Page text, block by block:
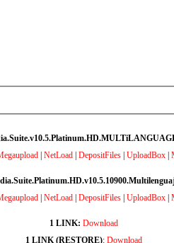
| NetLoad| DepositFiles| UploadBox|
| NetLoad| DepositFiles| UploadBox|
1 LINK: Download
1 LINK (RESTORE): Download